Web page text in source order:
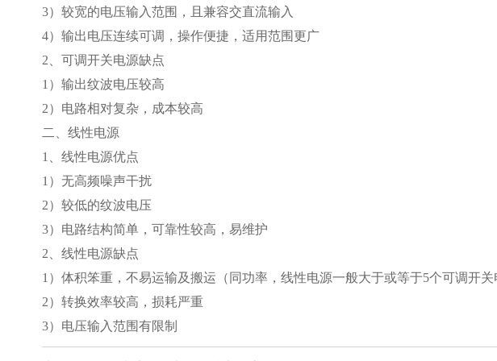
3）较宽的电压输入范围，且兼容交直流输入
4）输出电压连续可调，操作便捷，适用范围更广
2、可调开关电源缺点
1）输出纹波电压较高
2）电路相对复杂，成本较高
二、线性电源
1、线性电源优点
1）无高频噪声干扰
2）较低的纹波电压
3）电路结构简单，可靠性较高，易维护
2、线性电源缺点
1）体积笨重，不易运输及搬运（同功率，线性电源一般大于或等于5个可调开关
2）转换效率较高，损耗严重
3）电压输入范围有限制